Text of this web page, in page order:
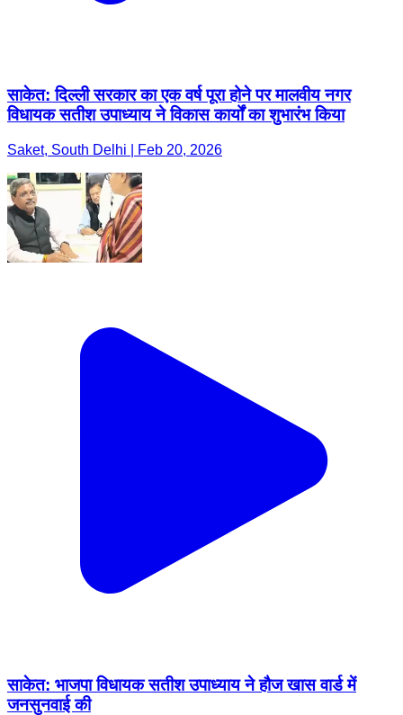
साकेत: दिल्ली सरकार का एक वर्ष पूरा होने पर मालवीय नगर
विधायक सतीश उपाध्याय ने विकास कार्यों का शुभारंभ किया
Saket, South Delhi | Feb 20, 2026
साकेत: भाजपा विधायक सतीश उपाध्याय ने हौज खास वार्ड में
जनसुनवाई की